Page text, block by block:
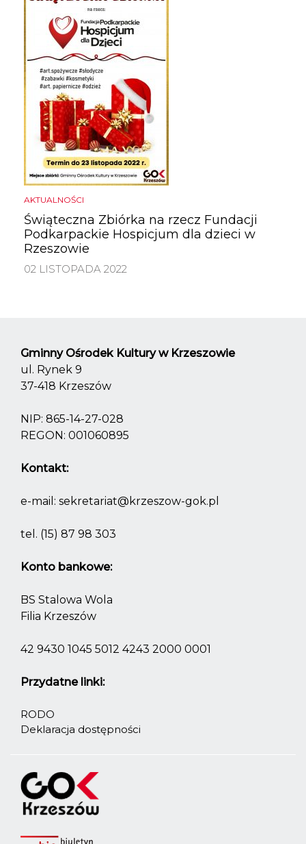
AKTUALNOŚCI
Świąteczna Zbiórka na rzecz Fundacji
Podkarpackie Hospicjum dla dzieci w
Rzeszowie
02 LISTOPADA 2022
Gminny Ośrodek Kultury w Krzeszowie
ul. Rynek 9
37-418 Krzeszów
NIP: 865-14-27-028
REGON: 001060895
Kontakt:
e-mail: sekretariat@krzeszow-gok.pl
tel. (15) 87 98 303
Konto bankowe:
BS Stalowa Wola
Filia Krzeszów
42 9430 1045 5012 4243 2000 0001
Przydatne linki:
RODO
Deklaracja dostępności